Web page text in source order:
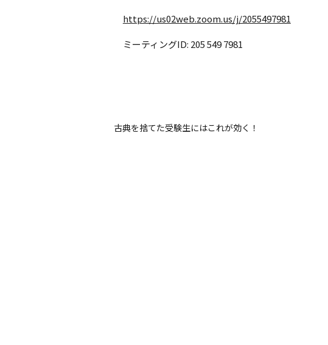
https://us02web.zoom.us/j/2055497981
ミーティングID: 205 549 7981
古典を捨てた受験生にはこれが効く！